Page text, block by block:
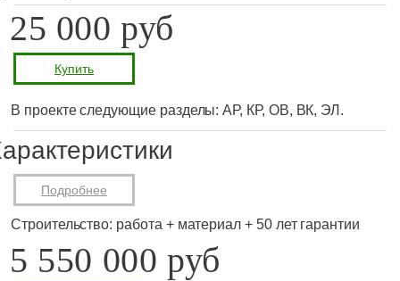
25 000 руб
Купить
В проекте следующие разделы: АР, КР, ОВ, ВК, ЭЛ.
Подробнее
Строительство: работа + материал + 50 лет гарантии
5 550 000 руб